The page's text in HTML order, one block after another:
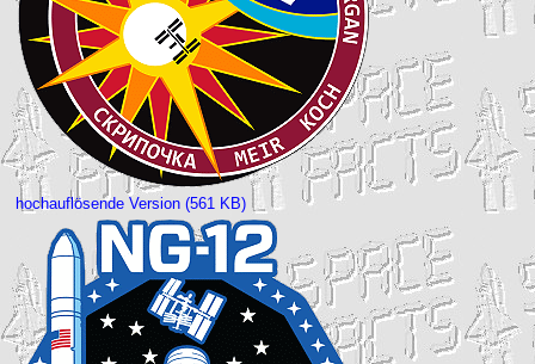
hochauflösende Version (561 KB)